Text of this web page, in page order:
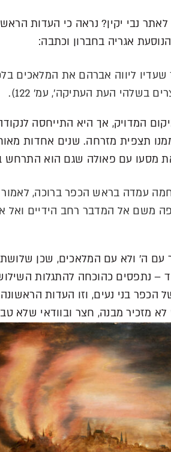
נבי יקין? נראה כי העדות
אגריה בחברון וכתבה:
ליווה אברהם את המלאכים
בשלהי העת העתיקה', עמ' 122).
המדויק, אך היא התייחסה
תצפית מזרחה. שנים אחדות
מסעו עם פאולה שגם הוא התרחש
עמדה בראש הכפר ברוכה,
משם אל המדבר רחב הידיים ואל
עם ה' ולא עם המלאכים, שכן
– נתפסים כהוכחה להתגלות
של הכפר בני נעים, וזו העדות
לא מזכיר מבנה, חצר ובוודאי שלא